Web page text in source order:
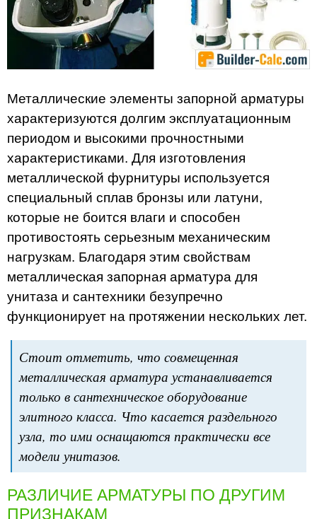
Металлические элементы запорной арматуры
характеризуются долгим эксплуатационным
периодом и высокими прочностными
характеристиками. Для изготовления
металлической фурнитуры используется
специальный сплав бронзы или латуни,
которые не боится влаги и способен
противостоять серьезным механическим
нагрузкам. Благодаря этим свойствам
металлическая запорная арматура для
унитаза и сантехники безупречно
функционирует на протяжении нескольких лет.
Стоит отметить, что совмещенная
металлическая арматура устанавливается
только в сантехническое оборудование
элитного класса. Что касается раздельного
узла, то ими оснащаются практически все
модели унитазов.
РАЗЛИЧИЕ АРМАТУРЫ ПО ДРУГИМ
ПРИЗНАКАМ